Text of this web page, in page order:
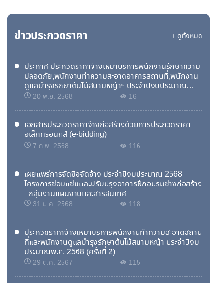
ข่าวประกวดราคา + ดูทั้งหมด
ประกาศ ประกวดราคาจ้างเหมาบริการพนักงานรักษาความ
ปลอดภัย,พนักงานทำความสะอาดอาคารสถานที่,พนักงาน
ดูเเลบำรุงรักษาต้นไม้สนามหญ้าฯ ประจำปีงบประมาณ
พ.ศ.2569 ด้วยงิธีการประกวดดราคาอิเล็กทรอนิกส์ (e-
20 พ.ย. 2568 16
เอกสารประกวดราคาจ้างก่อสร้างด้วยการประกวดราคา
อิเล็กทรอนิกส์ (e-bidding)
7 ก.พ. 2568 116
เผยแพร่การจัดซื้อจัดจ้าง ประจำปีงบประมาณ 2568
โครงการซ่อมแซ่มเเละปรับปรุงอาคารฝึกอบรมช่างก่อสร้าง
- กลุ่มงานแผนงานเเละสารสนเทศ
31 ม.ค. 2568 118
ประกวดราคาจ้างเหมาบริการพนักงานทำความสะอาดสถาน
ที่และพนักงานดูแลบำรุงรักษาต้นไม้สนามหญ้า ประจำปีงบ
ประมาณพ.ศ. 2568 (ครั้งที่ 2)
29 ต.ค. 2567 115